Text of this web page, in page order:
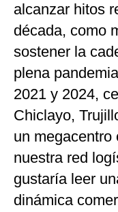
alcanzar hitos
década, como
sostener la
plena
2021 y 2024,
Chiclayo,
un megacentro
nuestra red
gustaría leer
dinámica